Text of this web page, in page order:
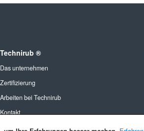
Technirub ®
Das unternehmen
Zertifizierung
Arbeiten bei Technirub
Kontakt